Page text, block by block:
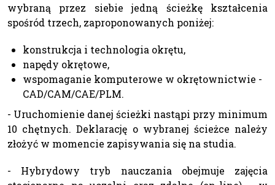
wybraną przez siebie jedną ścieżkę kształcenia
spośród trzech, zaproponowanych poniżej:
konstrukcja i technologia okrętu,
napędy okrętowe,
wspomaganie komputerowe w okrętownictwie -
CAD/CAM/CAE/PLM.
- Uruchomienie danej ścieżki nastąpi przy minimum
10 chętnych. Deklarację o wybranej ścieżce należy
złożyć w momencie zapisywania się na studia.
- Hybrydowy tryb nauczania obejmuje zajęcia